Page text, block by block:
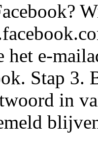
e-
Stap 3.
in